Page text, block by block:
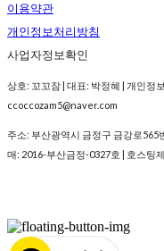
이용약관
개인정보처리방침
사업자정보확인
상호: 꼬꼬잠 | 대표: 박정혜 | 개인정
ccoccozam5@naver.com
주소: 부산광역시 금정구 금강로565
매: 2016-부산금정-0327호 | 호스팅